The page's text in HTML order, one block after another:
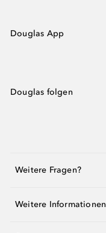
Douglas App
Douglas folgen
Weitere Fragen?
Weitere Informationen